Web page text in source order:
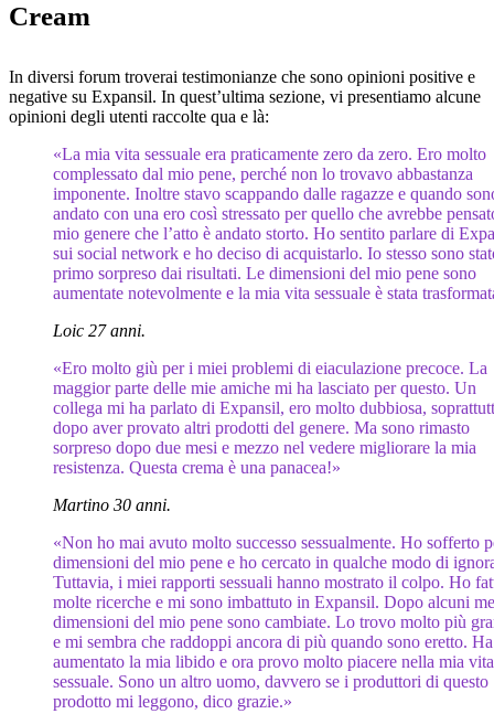
Cream
In diversi forum troverai testimonianze che sono opinioni positive e
negative su Expansil. In quest’ultima sezione, vi presentiamo alcune
opinioni degli utenti raccolte qua e là:
«La mia vita sessuale era praticamente zero da zero. Ero molto
complessato dal mio pene, perché non lo trovavo abbastanza
imponente. Inoltre stavo scappando dalle ragazze e quando
andato con una ero così stressato per quello che avrebbe
mio genere che l’atto è andato storto. Ho sentito parlare di
sui social network e ho deciso di acquistarlo. Io stesso sono
primo sorpreso dai risultati. Le dimensioni del mio pene sono
aumentate notevolmente e la mia vita sessuale è stata
Loic 27 anni.
«Ero molto giù per i miei problemi di eiaculazione precoce. La
maggior parte delle mie amiche mi ha lasciato per questo. Un
collega mi ha parlato di Expansil, ero molto dubbiosa,
dopo aver provato altri prodotti del genere. Ma sono rimasto
sorpreso dopo due mesi e mezzo nel vedere migliorare la mia
resistenza. Questa crema è una panacea!»
Martino 30 anni.
«Non ho mai avuto molto successo sessualmente. Ho sofferto
dimensioni del mio pene e ho cercato in qualche modo di
Tuttavia, i miei rapporti sessuali hanno mostrato il colpo. Ho
molte ricerche e mi sono imbattuto in Expansil. Dopo alcuni
dimensioni del mio pene sono cambiate. Lo trovo molto più
e mi sembra che raddoppi ancora di più quando sono eretto. Ha
aumentato la mia libido e ora provo molto piacere nella mia vita
sessuale. Sono un altro uomo, davvero se i produttori di questo
prodotto mi leggono, dico grazie.»